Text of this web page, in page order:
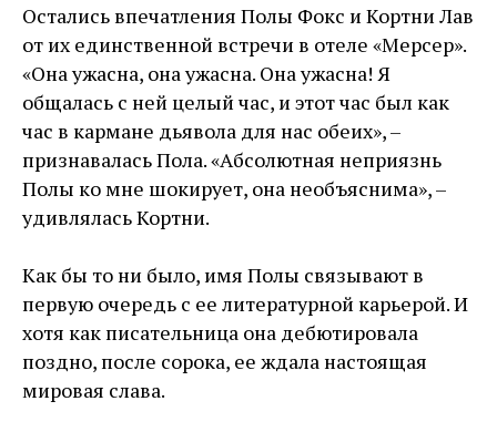
Остались впечатления Полы Фокс и Кортни Лав
от их единственной встречи в отеле «Мерсер».
«Она ужасна, она ужасна. Она ужасна! Я
общалась с ней целый час, и этот час был как
час в кармане дьявола для нас обеих», –
признавалась Пола. «Абсолютная неприязнь
Полы ко мне шокирует, она необъяснима», –
удивлялась Кортни.
Как бы то ни было, имя Полы связывают в
первую очередь с ее литературной карьерой. И
хотя как писательница она дебютировала
поздно, после сорока, ее ждала настоящая
мировая слава.